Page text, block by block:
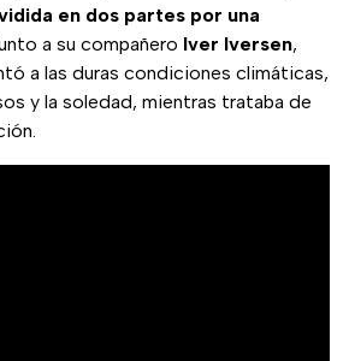
en dos partes por una
a su compañero Iver Iversen,
a las duras condiciones climáticas,
y la soledad, mientras trataba de